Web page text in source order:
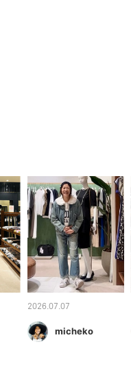
2026.07.07
micheko